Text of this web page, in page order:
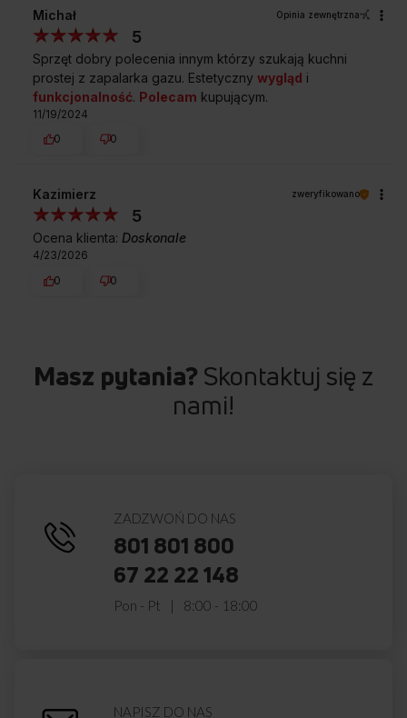
czasu pieczenia?
Czy czyszczenie drzwi piekarnika
nie sprawia trudności?
Czy ta kuchnia zapewnia równomierne
Jaką pojemność posiada komora
piekarnika?
Michał Opinia zewnętrzna
5
Sprzęt dobry polecenia innym którzy szukają kuchni
prostej z zapalarka gazu. Estetyczny wygląd i
funkcjonalność. Polecam kupującym.
11/19/2024
0
0
Kazimierz zweryfikowano
5
Ocena klienta: Doskonale
4/23/2026
0
0
Masz pytania? Skontaktuj się z
nami!
ZADZWOŃ DO NAS
801 801 800
67 22 22 148
Pon - Pt 8:00 - 18:00
NAPISZ DO NAS